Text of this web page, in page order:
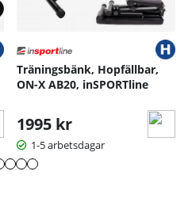
Träningsbänk, Hopfällbar,
ON-X AB20, inSPORTline
1995 kr
1-5 arbetsdagar